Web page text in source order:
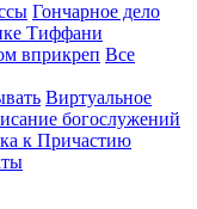
Гончарное дело
Тиффани
вприкреп Все
Виртуальное
богослужений
к Причастию